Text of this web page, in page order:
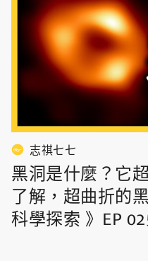
志祺七七
黑洞是什麼？它
了解，超曲折的
科學探索 》EP